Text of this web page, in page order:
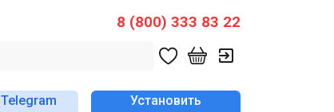
8 (800) 333 83 22
Telegram
Установить